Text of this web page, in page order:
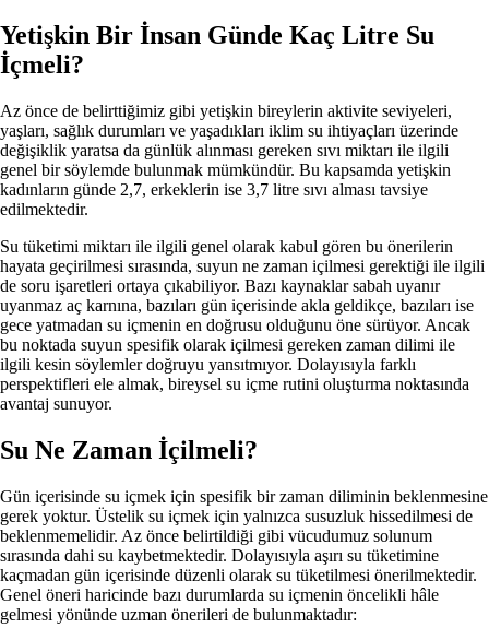
Yetişkin Bir İnsan Günde Kaç Litre Su
İçmeli?
Az önce de belirttiğimiz gibi yetişkin bireylerin aktivite seviyeleri,
yaşları, sağlık durumları ve yaşadıkları iklim su ihtiyaçları üzerinde
değişiklik yaratsa da günlük alınması gereken sıvı miktarı ile ilgili
genel bir söylemde bulunmak mümkündür. Bu kapsamda yetişkin
kadınların günde 2,7, erkeklerin ise 3,7 litre sıvı alması tavsiye
edilmektedir.
Su tüketimi miktarı ile ilgili genel olarak kabul gören bu önerilerin
hayata geçirilmesi sırasında, suyun ne zaman içilmesi gerektiği ile ilgili
de soru işaretleri ortaya çıkabiliyor. Bazı kaynaklar sabah uyanır
uyanmaz aç karnına, bazıları gün içerisinde akla geldikçe, bazıları ise
gece yatmadan su içmenin en doğrusu olduğunu öne sürüyor. Ancak
bu noktada suyun spesifik olarak içilmesi gereken zaman dilimi ile
ilgili kesin söylemler doğruyu yansıtmıyor. Dolayısıyla farklı
perspektifleri ele almak, bireysel su içme rutini oluşturma noktasında
avantaj sunuyor.
Su Ne Zaman İçilmeli?
Gün içerisinde su içmek için spesifik bir zaman diliminin beklenmesine
gerek yoktur. Üstelik su içmek için yalnızca susuzluk hissedilmesi de
beklenmemelidir. Az önce belirtildiği gibi vücudumuz solunum
sırasında dahi su kaybetmektedir. Dolayısıyla aşırı su tüketimine
kaçmadan gün içerisinde düzenli olarak su tüketilmesi önerilmektedir.
Genel öneri haricinde bazı durumlarda su içmenin öncelikli hâle
gelmesi yönünde uzman önerileri de bulunmaktadır: